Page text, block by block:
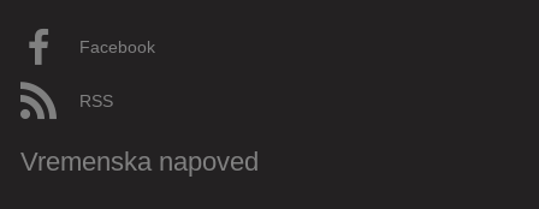
Facebook
RSS
Vremenska napoved